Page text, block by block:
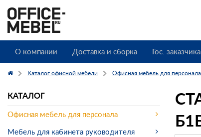
О компании Доставка и сборка Гос.
Каталог офисной мебели Офисная мебель для персонала
КАТАЛОГ
Офисная мебель для персонала
Мебель для кабинета руководителя